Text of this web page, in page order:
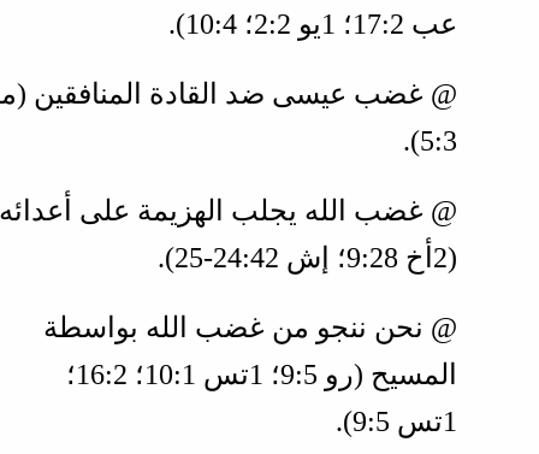
عب 2‏:17؛ 1يو 2‏:2؛ 4‏:10
).
@ غضب عيسى ضد القادة المنافقين (
3‏:5
).
@ غضب الله يجلب الهزيمة على أعدائه
(2أخ 28‏:9؛ إش 42‏:24‏-25 ).
@ نحن ننجو من غضب الله بواسطة
المسيح (
رو 5‏:9؛ 1تس 1‏:10؛ 2‏:16؛
1تس 5‏:9
).